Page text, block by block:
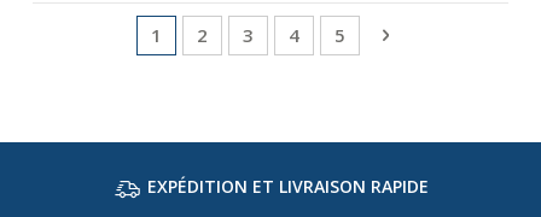
PageVous lisez actuellement la page
1 Page
2 Page
3 Page
4 Page
5 Page
Suivant
EXPÉDITION ET LIVRAISON RAPIDE